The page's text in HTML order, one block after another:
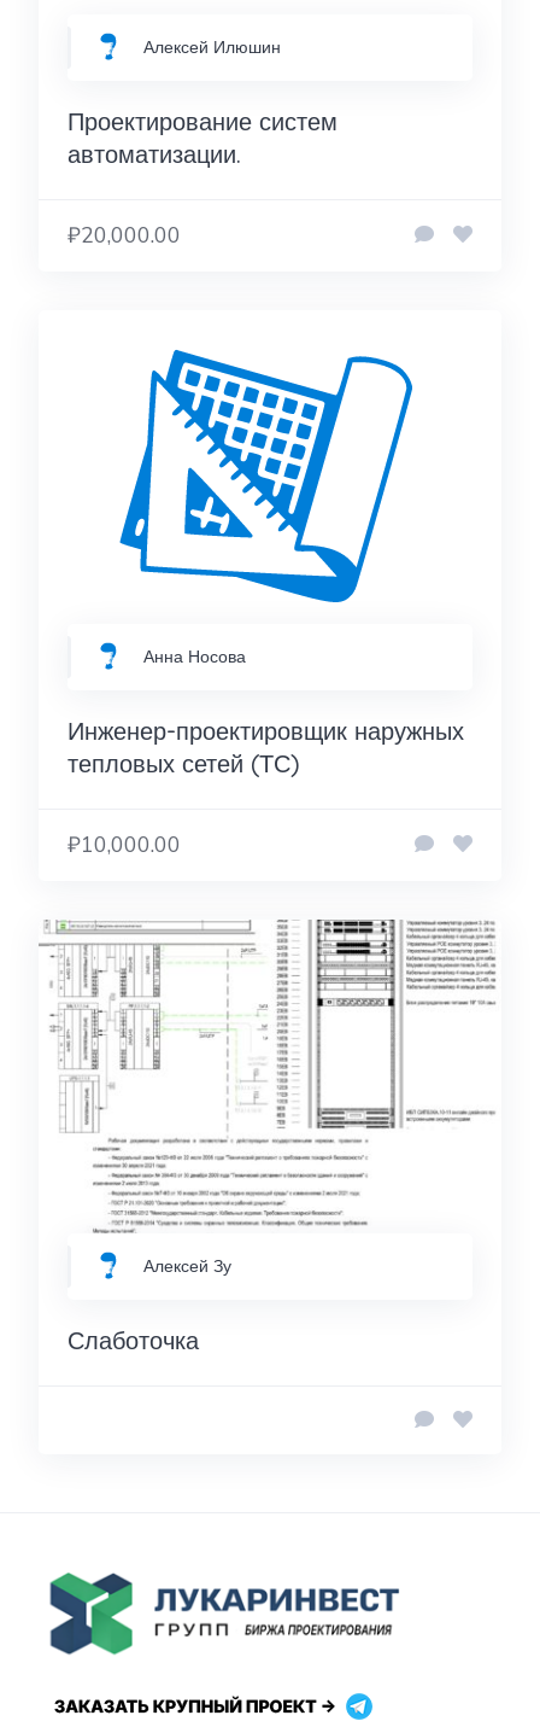
Алексей Илюшин
Проектирование систем
автоматизации.
₽20,000.00
Анна Носова
Инженер-проектировщик наружных
тепловых сетей (ТС)
₽10,000.00
Алексей Зу
Слаботочка